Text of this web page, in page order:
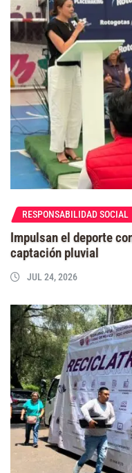
RESPONSABILIDAD SOCIAL
Impulsan el deporte
captación pluvial
JUL 24, 2026